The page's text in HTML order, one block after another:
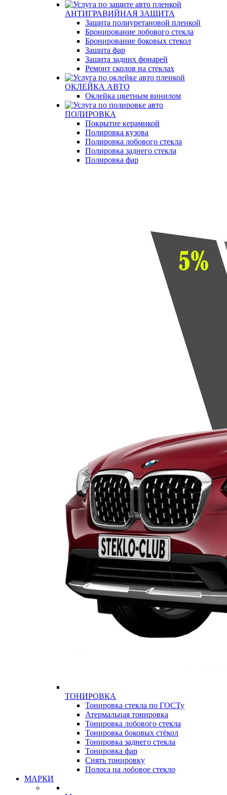
АНТИГРАВИЙНАЯ ЗАЩИТА
Защита полиуретановой пленкой
Бронирование лобового стекла
Бронирование боковых стекол
Защита фар
Защита задних фонарей
Ремонт сколов на стеклах
ОКЛЕЙКА АВТО
Оклейка цветным винилом
ПОЛИРОВКА
Покрытие керамикой
Полировка кузова
Полировка лобового стекла
Полировка заднего стекла
Полировка фар
ТОНИРОВКА
Тонировка стекла по ГОСТу
Атермальная тонировка
Тонировка лобового стекла
Тонировка боковых стёкол
Тонировка заднего стекла
Тонировка фар
Снять тонировку
Полоса на лобовое стекло
МАРКИ